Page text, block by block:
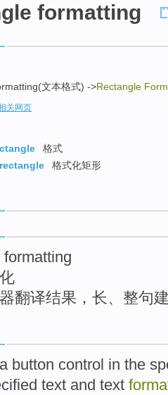
formatting
文本格式) ->Rectangle
关网页
格式
格式化矩形
翻译结果，长、整句
a button control in the
text and text